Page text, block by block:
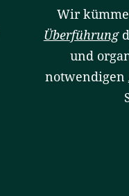
Wir
Überführung
und
notwendigen